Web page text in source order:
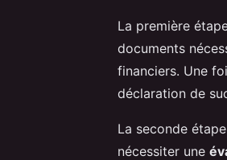
La première
documents
financiers. Une
déclaration de
La seconde
nécessiter une